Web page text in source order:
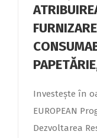
Investeşte în
EUROPEAN
Dezvoltarea